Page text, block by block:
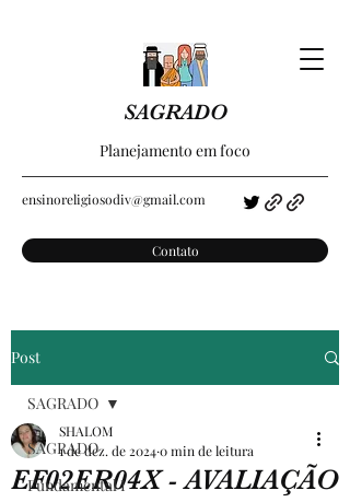
SAGRADO
Planejamento em foco
ensinoreligiosodiv@gmail.com
Contato
Post
SAGRADO
Fundamental I
SAGRADO
EF02ER04X - AVALIAÇÃO
SHALOM
1 de dez. de 20240 min de leitura